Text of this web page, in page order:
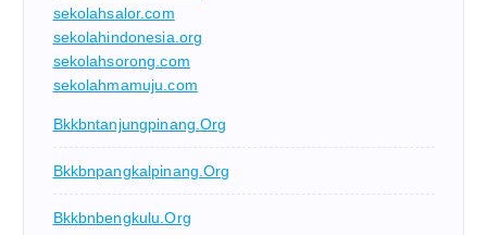
sekolahsalor.com
sekolahindonesia.org
sekolahsorong.com
sekolahmamuju.com
Bkkbntanjungpinang.org
Bkkbnpangkalpinang.org
Bkkbnbengkulu.org